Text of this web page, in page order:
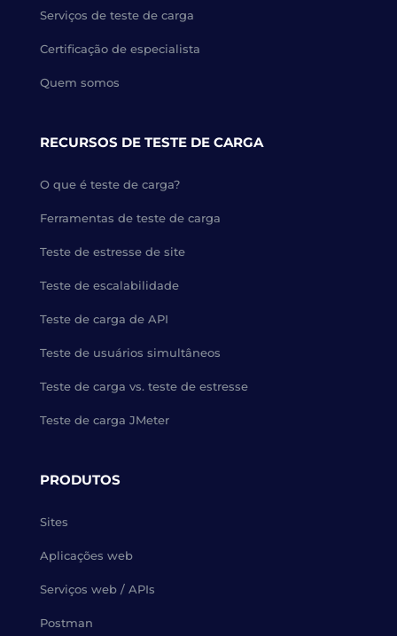
Serviços de teste de carga
Certificação de especialista
Quem somos
RECURSOS DE TESTE DE CARGA
O que é teste de carga?
Ferramentas de teste de carga
Teste de estresse de site
Teste de escalabilidade
Teste de carga de API
Teste de usuários simultâneos
Teste de carga vs. teste de estresse
Teste de carga JMeter
PRODUTOS
Sites
Aplicações web
Serviços web / APIs
Postman